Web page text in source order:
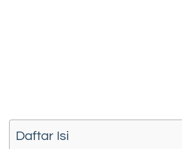
Daftar Isi